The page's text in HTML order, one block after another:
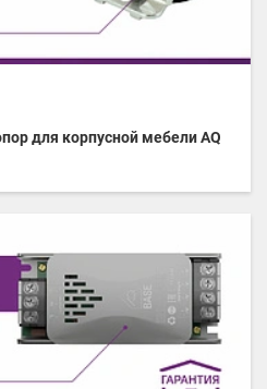
для корпусной мебели AQ